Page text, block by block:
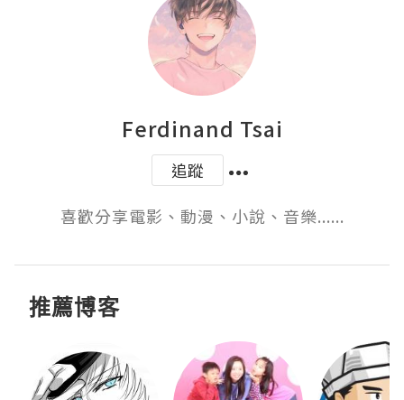
Ferdinand Tsai
追蹤
喜歡分享電影、動漫、小說、音樂......
推薦博客